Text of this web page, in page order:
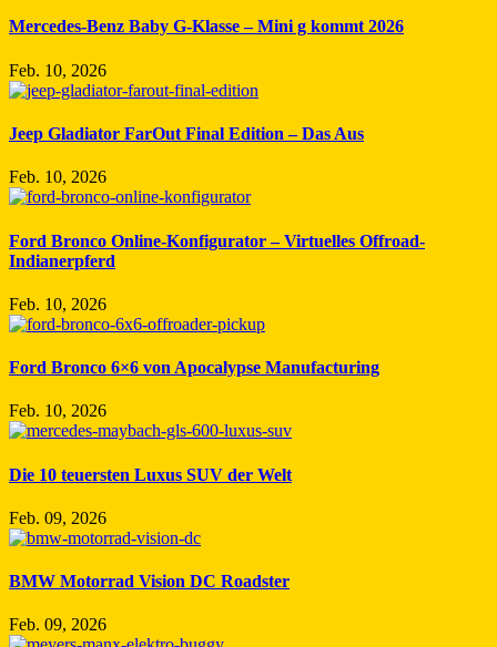
Mercedes-Benz Baby G-Klasse – Mini g kommt 2026
Feb. 10, 2026
Jeep Gladiator FarOut Final Edition – Das Aus
Feb. 10, 2026
Ford Bronco Online-Konfigurator – Virtuelles Offroad-
Indianerpferd
Feb. 10, 2026
Ford Bronco 6×6 von Apocalypse Manufacturing
Feb. 10, 2026
Die 10 teuersten Luxus SUV der Welt
Feb. 09, 2026
BMW Motorrad Vision DC Roadster
Feb. 09, 2026